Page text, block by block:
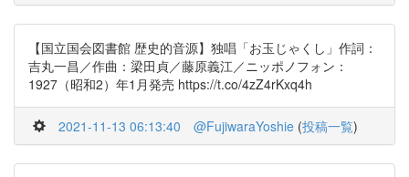
【国立国会図書館 歴史的音源】独唱「お玉じゃくし」作詞：
吉丸一昌／作曲：梁田貞／藤原義江／ニッポノフォン：
1927（昭和2）年1月発売 https://t.co/4zZ4rKxq4h
2021-11-13 06:13:40 @FujiwaraYoshie (投稿一覧)